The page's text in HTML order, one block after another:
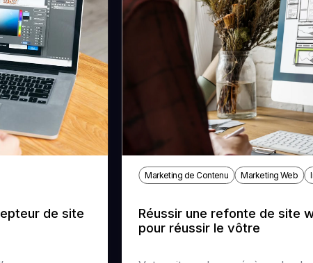
de site
Marketing de Contenu Marketing Web
Réussir une refonte de site
pour réussir le vôtre